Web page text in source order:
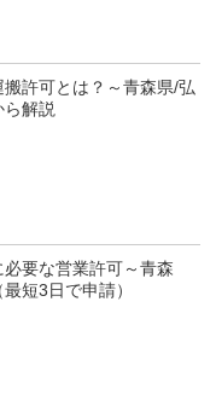
許可とは？～青森県/弘
ら解説
要な営業許可～青森
短3日で申請）